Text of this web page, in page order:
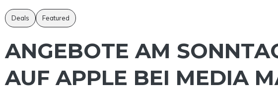
Deals Featured
ANGEBOTE AM
AUF APPLE BEI MEDIA